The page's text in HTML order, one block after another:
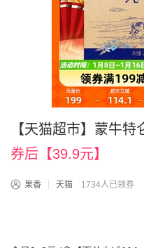
【天猫超市】蒙牛
券后【39.9元】
果香 天猫 1734人已领券